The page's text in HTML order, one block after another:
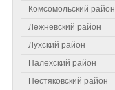
Комсомольский район
Лежневский район
Лухский район
Палехский район
Пестяковский район